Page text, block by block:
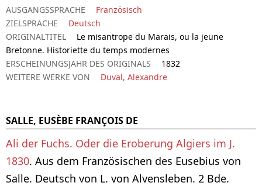
AUSGANGSSPRACHE
Französisch
ZIELSPRACHE
Deutsch
ORIGINALTITEL
Le misantrope du Marais, ou la jeune
Bretonne. Historiette du temps modernes
ERSCHEINUNGSJAHR DES ORIGINALS
1832
WEITERE WERKE VON
Duval, Alexandre
SALLE, EUSÈBE FRANÇOIS DE
Ali der Fuchs. Oder die Eroberung Algiers im J.
1830. Aus dem Französischen des Eusebius von
Salle. Deutsch von L. von Alvensleben. 2 Bde.